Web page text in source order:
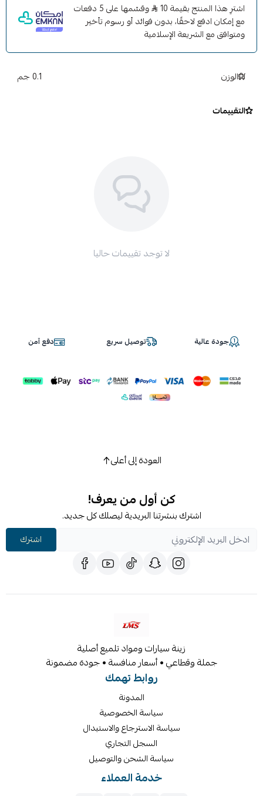
اشترِ هذا المنتج بقيمة 10
وقسّمها على 5 دفعات
مع إمكان ادفع لاحقًا، بدون فوائد أو رسوم تأخير
ومتوافق مع الشريعة الإسلامية
الوزن 0.1 جم
التقييمات
لا توجد تقييمات حاليا
جودة عالية توصيل سريع دفع آمن
العودة إلى أعلى
كن أول من يعرف!
اشترك بنشرتنا البريدية ليصلك كل جديد.
اشترك
زينة سيارات ومواد تلميع أصلية
جملة وقطاعي • أسعار منافسة • جودة مضمونة
روابط تهمك
المدونة
سياسة الخصوصية
سياسة الاسترجاع والاستبدال
السجل التجاري
سياسة الشحن والتوصيل
خدمة العملاء